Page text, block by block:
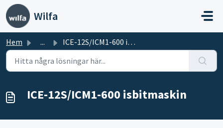
Hoppa över till huvudinnehåll
Wilfa
Hem ... ICE-12S/ICM1-600 isbitmaskin
ICE-12S/ICM1-600 isbitmaskin